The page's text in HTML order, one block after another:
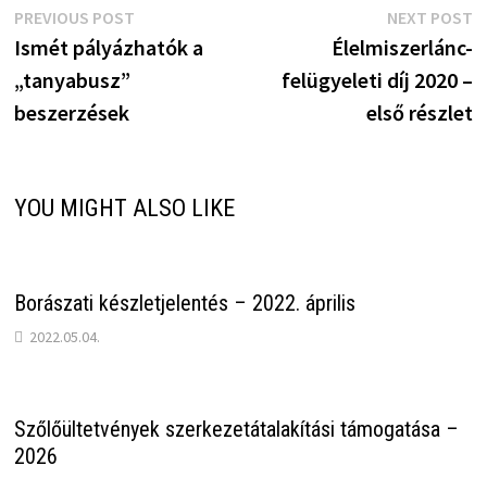
Bejegyzés
navigáció
PREVIOUS POSTPrevious
post:
Ismét pályázhatók a
„tanyabusz”
beszerzések
NEXT POST
Élelmiszerlánc-
felügyeleti díj 2020 –
első részlet
YOU MIGHT ALSO LIKE
Borászati készletjelentés – 2022. április
2022.05.04.
Szőlőültetvények szerkezetátalakítási támogatása –
2026